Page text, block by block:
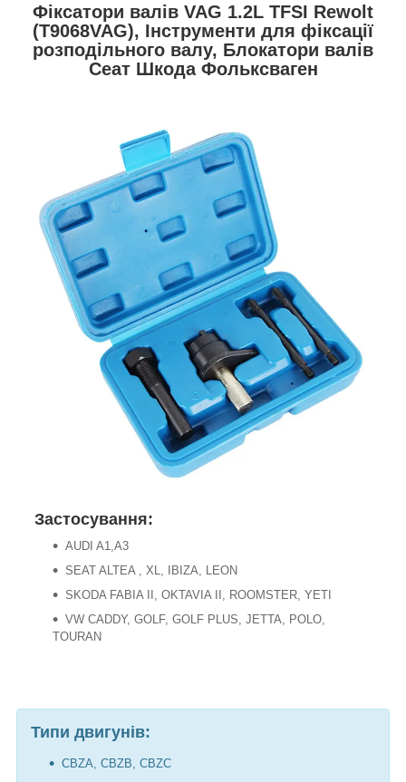
Фіксатори валів VAG 1.2L TFSI Rewolt
(T9068VAG), Інструменти для фіксації
розподільного валу, Блокатори валів
Сеат Шкода Фольксваген
Застосування:
AUDI A1,A3
SEAT ALTEA , XL, IBIZA, LEON
SKODA FABIA II, OKTAVIA II, ROOMSTER, YETI
VW CADDY, GOLF, GOLF PLUS, JETTA, POLO,
TOURAN
Типи двигунів:
CBZA, CBZB, CBZC